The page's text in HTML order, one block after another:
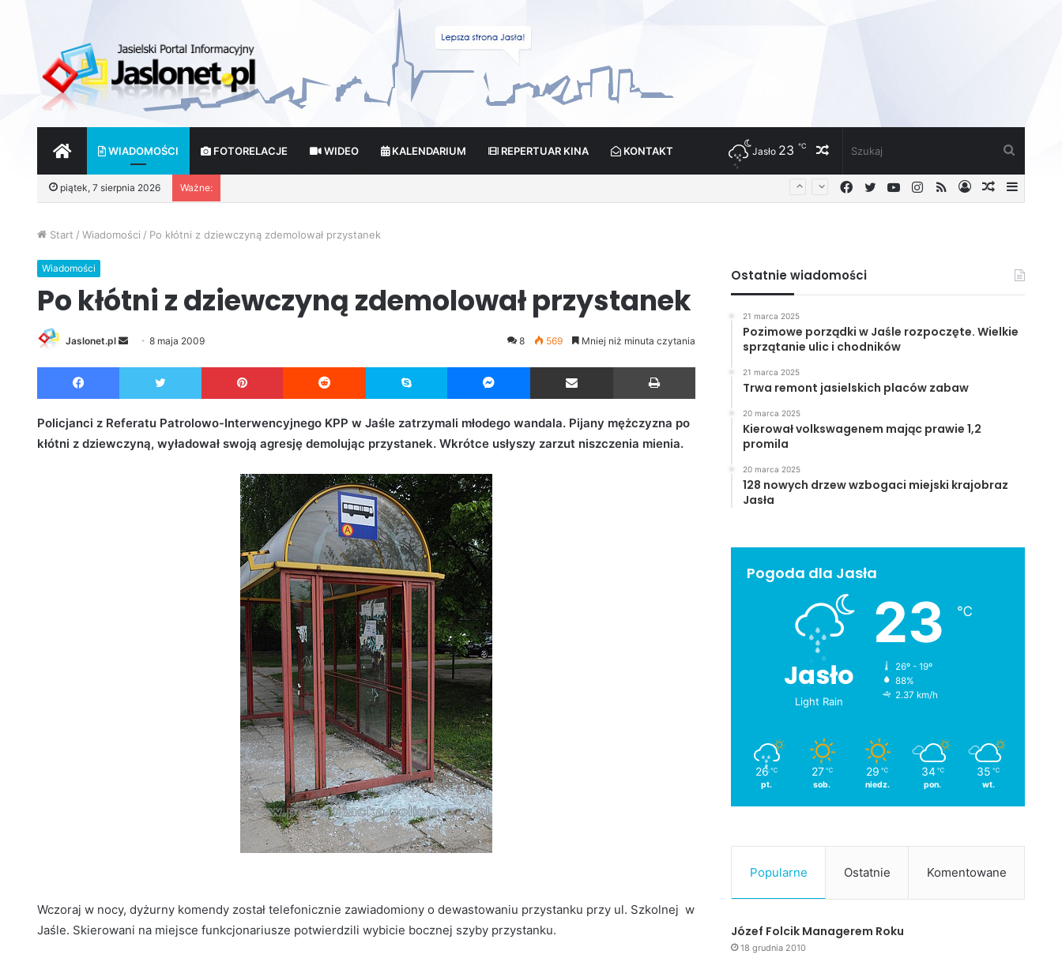
START WIADOMOŚCI FOTORELACJE WIDEO KALENDARIUM REPERTUAR KINA KONTAKT Losowy
artykuł
Jasło 23 ℃
piątek, 7 sierpnia 2026 Ważne:
Losowy
Zaloguj
RSS
Instagram
YouTube
Twitter
Facebook
Start / Wiadomości / Po kłótni z dziewczyną zdemolował przystanek
Wiadomości
Po kłótni z dziewczyną zdemolował przystanek
Jaslonet.pl
d
8 maja 2009 8 569 Mniej niż minuta czytania
Facebook Twitter Pinterest Reddit Skype Messenger Udostępnij przez Email
Policjanci z Referatu Patrolowo-Interwencyjnego KPP w Jaśle zatrzymali młodego wandala. Pijany mężczyzna po
kłótni z dziewczyną, wyładował swoją agresję demolując przystanek. Wkrótce usłyszy zarzut niszczenia mienia.
Wczoraj w nocy, dyżurny komendy został telefonicznie zawiadomiony o dewastowaniu przystanku przy ul. Szkolnej w
Jaśle. Skierowani na miejsce funkcjonariusze potwierdzili wybicie bocznej szyby przystanku.
Ostatnie wiadomości
21 marca 2025
Pozimowe porządki w Jaśle rozpoczęte. Wielkie
sprzątanie ulic i chodników
21 marca 2025
Trwa remont jasielskich placów zabaw
20 marca 2025
Kierował volkswagenem mając prawie 1,2
promila
20 marca 2025
128 nowych drzew wzbogaci miejski krajobraz
Jasła
Pogoda dla Jasła
Jasło
Light Rain
23 ℃
26º - 19º
88%
2.37 km/h
26 ℃
pt.
27 ℃
sob.
29 ℃
niedz.
34 ℃
pon.
35 ℃
wt.
Popularne Ostatnie Komentowane
Józef Folcik Managerem Roku
18 grudnia 2010